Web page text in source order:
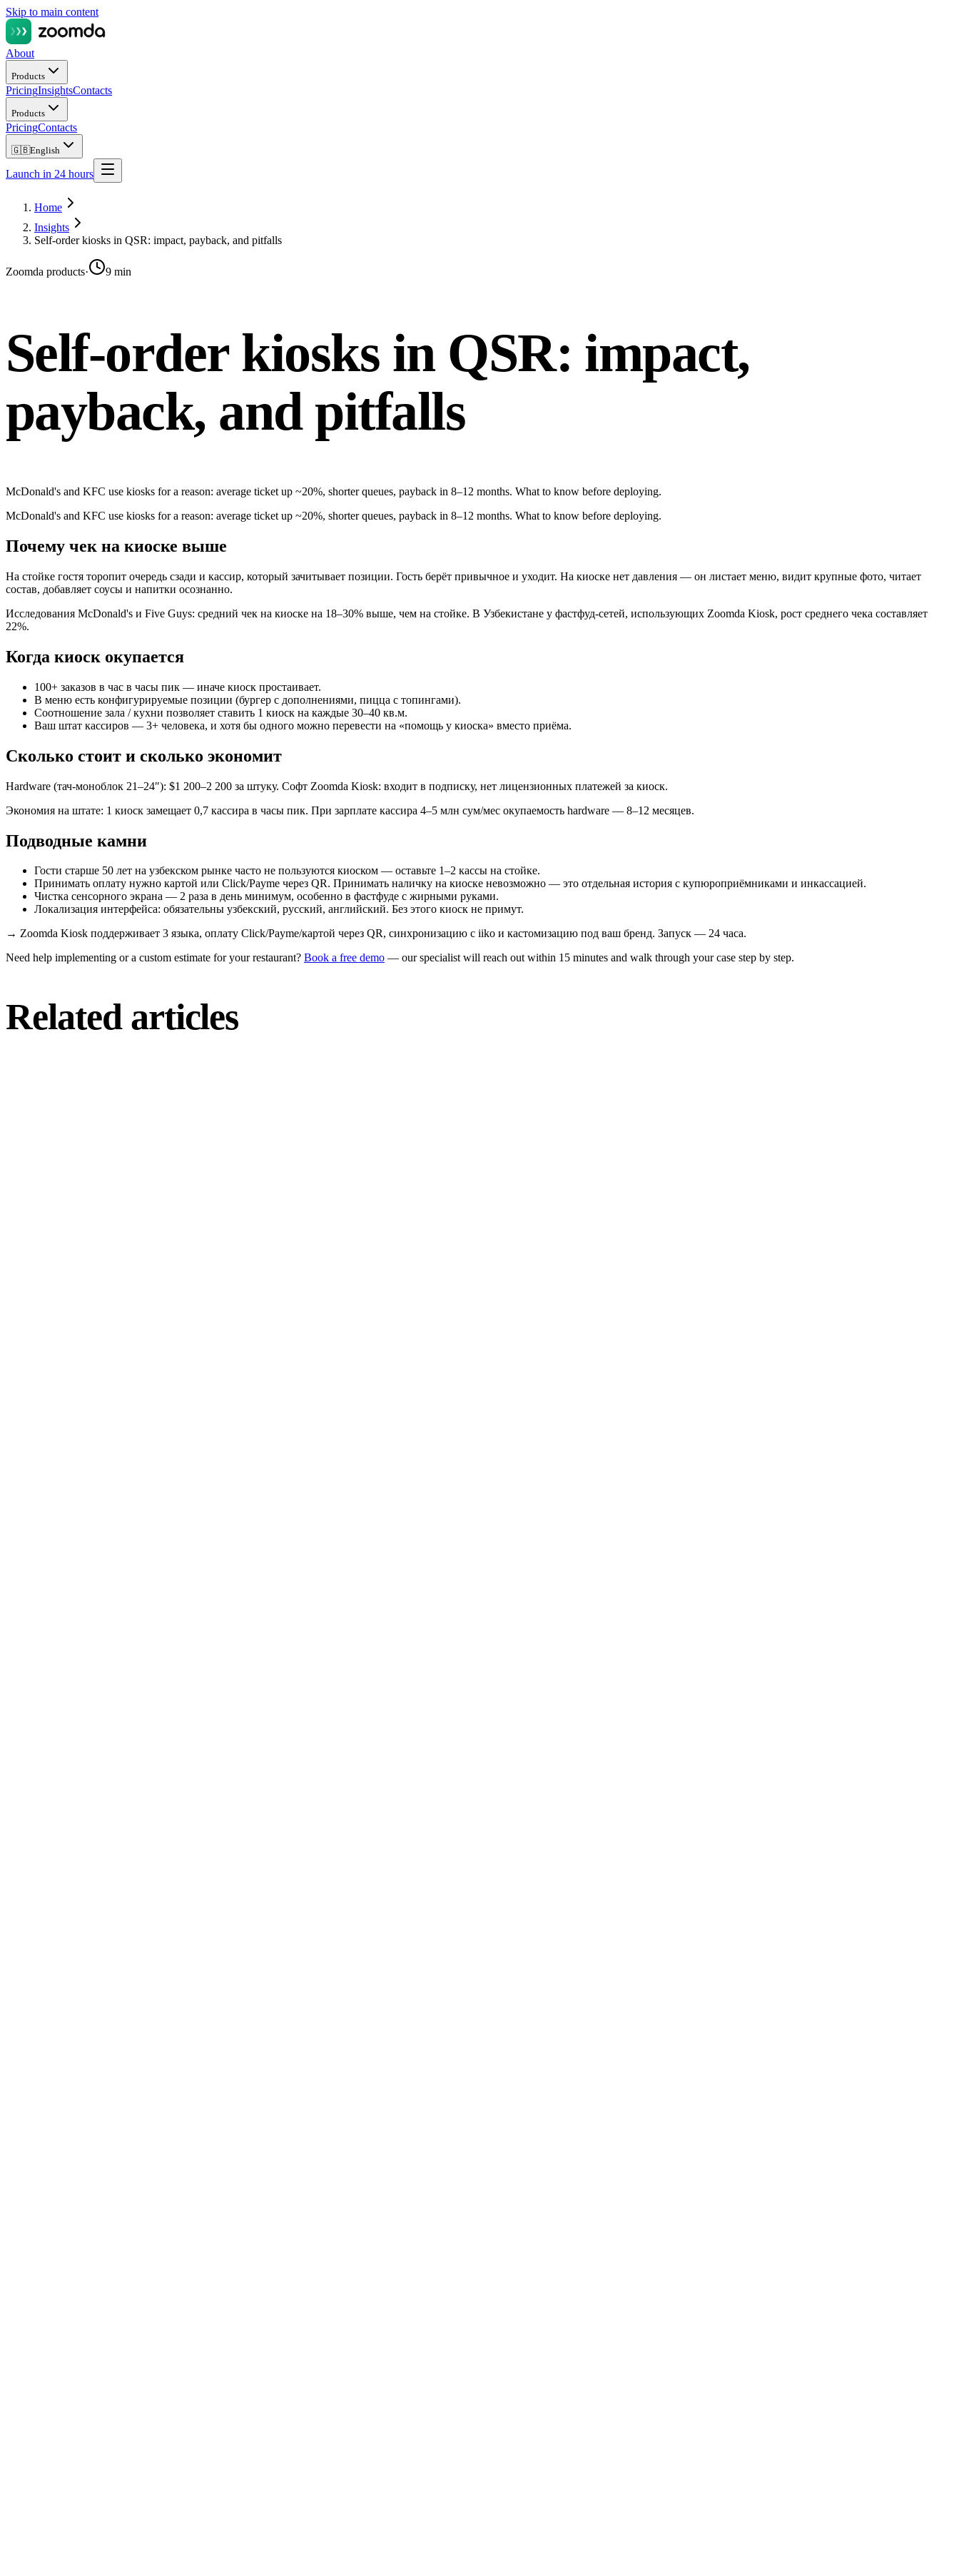
Skip to main content
About
Products
PricingInsightsContacts
Products
PricingContacts
🇬🇧English
Launch in 24 hours
Home
Insights
Self-order kiosks in QSR: impact, payback, and pitfalls
Zoomda products· 9 min
Self-order kiosks in QSR: impact,
payback, and pitfalls
McDonald's and KFC use kiosks for a reason: average ticket up ~20%, shorter queues, payback in 8–12 months. What to know before deploying.
McDonald's and KFC use kiosks for a reason: average ticket up ~20%, shorter queues, payback in 8–12 months. What to know before deploying.
Почему чек на киоске выше
На стойке гостя торопит очередь сзади и кассир, который зачитывает позиции. Гость берёт привычное и уходит. На киоске нет давления — он листает меню, видит крупные фото, читает
состав, добавляет соусы и напитки осознанно.
Исследования McDonald's и Five Guys: средний чек на киоске на 18–30% выше, чем на стойке. В Узбекистане у фастфуд-сетей, использующих Zoomda Kiosk, рост среднего чека составляет
22%.
Когда киоск окупается
100+ заказов в час в часы пик — иначе киоск простаивает.
В меню есть конфигурируемые позиции (бургер с дополнениями, пицца с топингами).
Соотношение зала / кухни позволяет ставить 1 киоск на каждые 30–40 кв.м.
Ваш штат кассиров — 3+ человека, и хотя бы одного можно перевести на «помощь у киоска» вместо приёма.
Сколько стоит и сколько экономит
Hardware (тач-моноблок 21–24″): $1 200–2 200 за штуку. Софт Zoomda Kiosk: входит в подписку, нет лицензионных платежей за киоск.
Экономия на штате: 1 киоск замещает 0,7 кассира в часы пик. При зарплате кассира 4–5 млн сум/мес окупаемость hardware — 8–12 месяцев.
Подводные камни
Гости старше 50 лет на узбекском рынке часто не пользуются киоском — оставьте 1–2 кассы на стойке.
Принимать оплату нужно картой или Click/Payme через QR. Принимать наличку на киоске невозможно — это отдельная история с купюроприёмниками и инкассацией.
Чистка сенсорного экрана — 2 раза в день минимум, особенно в фастфуде с жирными руками.
Локализация интерфейса: обязательны узбекский, русский, английский. Без этого киоск не примут.
→ Zoomda Kiosk поддерживает 3 языка, оплату Click/Payme/картой через QR, синхронизацию с iiko и кастомизацию под ваш бренд. Запуск — 24 часа.
Need help implementing or a custom estimate for your restaurant? Book a free demo — our specialist will reach out within 15 minutes and walk through your case step by step.
Related articles